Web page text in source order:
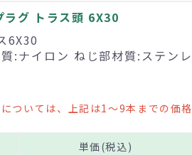
グ トラス頭 6X30
6X30
:ナイロン ねじ部材質:ステンレ
ついては、上記は1～9本までの価格
単価(税込)